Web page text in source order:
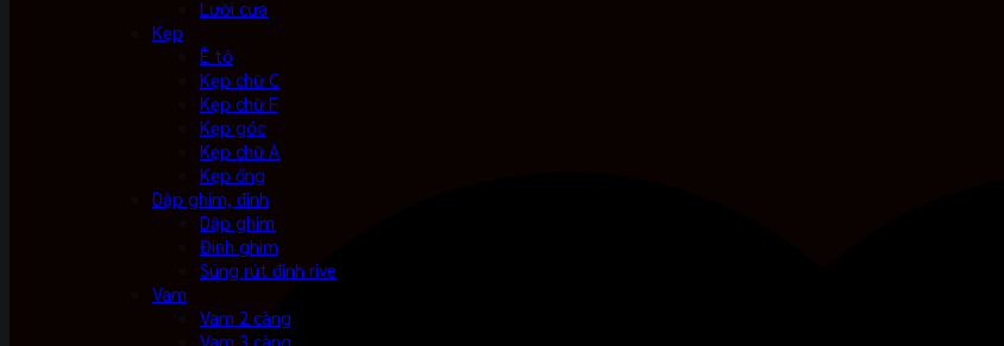
Lưỡi cưa
Kẹp
Ê tô
Kẹp chữ C
Kẹp chữ F
Kẹp góc
Kẹp chữ A
Kẹp ống
Dập ghim, đinh
Dập ghim
Đinh ghim
Súng rút đinh rive
Vam
Vam 2 càng